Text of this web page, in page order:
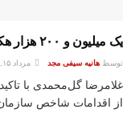
یک میلیون و ۲۰۰ هزار هکتار اراضی کشور سدیمی و شور است
توسط هانیه سیفی مجد مرداد ۱۵, ۱۴۰۵
غلامرضا گل‌محمدی با
از اقدامات شاخص